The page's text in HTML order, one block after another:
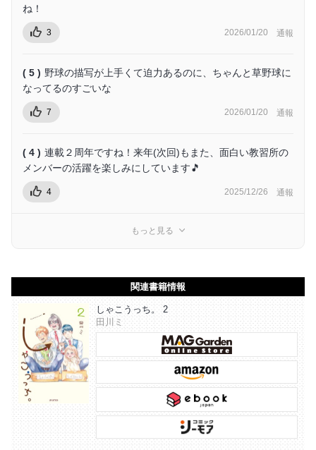
ね！
3 2026/01/20 通報
( 5 ) 野球の描写が上手くて迫力あるのに、ちゃんと草野球に
なってるのすごいな
7 2026/01/20 通報
( 4 ) 連載２周年ですね！来年(次回)もまた、面白い教習所の
メンバーの活躍を楽しみにしています🎵
4 2025/12/26 通報
もっと見る
関連書籍情報
しゃこうっち。 2
田川ミ